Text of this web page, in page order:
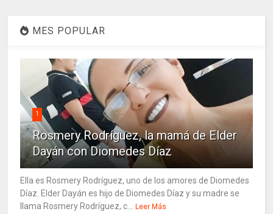
MES POPULAR
1
Rosmery Rodríguez, la mamá de Elder
Dayán con Diomedes Díaz
Ella es Rosmery Rodríguez, uno de los amores de Diomedes
Díaz. Elder Dayán es hijo de Diomedes Díaz y su madre se
llama Rosmery Rodríguez, c... Leer Más